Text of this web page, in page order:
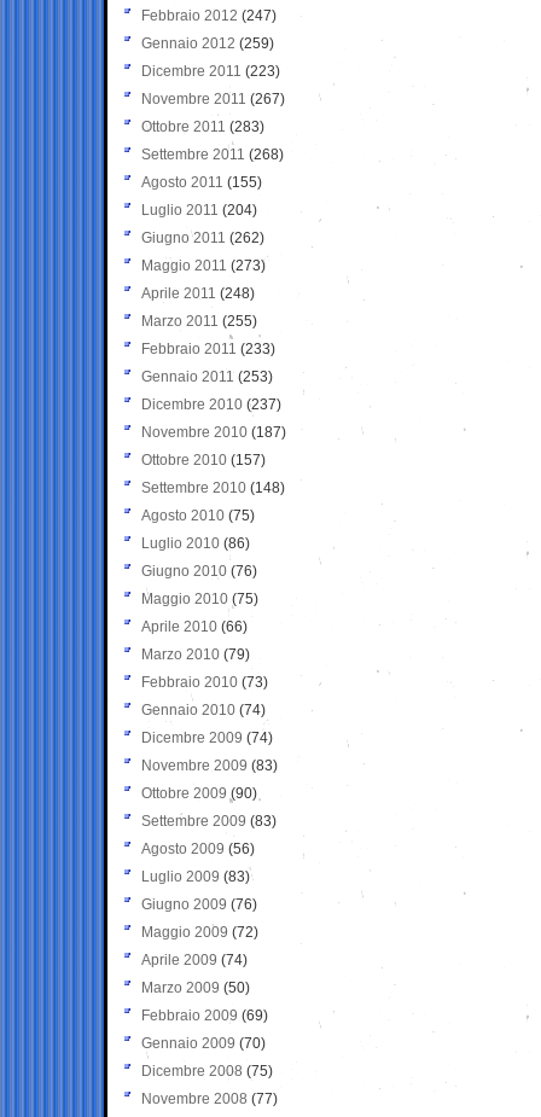
Febbraio 2012 (247)
Gennaio 2012 (259)
Dicembre 2011 (223)
Novembre 2011 (267)
Ottobre 2011 (283)
Settembre 2011 (268)
Agosto 2011 (155)
Luglio 2011 (204)
Giugno 2011 (262)
Maggio 2011 (273)
Aprile 2011 (248)
Marzo 2011 (255)
Febbraio 2011 (233)
Gennaio 2011 (253)
Dicembre 2010 (237)
Novembre 2010 (187)
Ottobre 2010 (157)
Settembre 2010 (148)
Agosto 2010 (75)
Luglio 2010 (86)
Giugno 2010 (76)
Maggio 2010 (75)
Aprile 2010 (66)
Marzo 2010 (79)
Febbraio 2010 (73)
Gennaio 2010 (74)
Dicembre 2009 (74)
Novembre 2009 (83)
Ottobre 2009 (90)
Settembre 2009 (83)
Agosto 2009 (56)
Luglio 2009 (83)
Giugno 2009 (76)
Maggio 2009 (72)
Aprile 2009 (74)
Marzo 2009 (50)
Febbraio 2009 (69)
Gennaio 2009 (70)
Dicembre 2008 (75)
Novembre 2008 (77)